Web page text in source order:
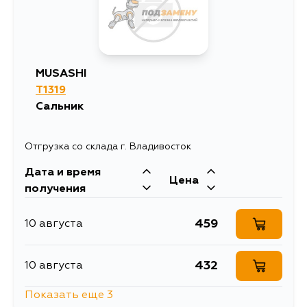
MUSASHI
T1319
Сальник
Отгрузка со склада г. Владивосток
Дата и время
получения
Цена
10 августа 459
10 августа 432
Показать еще 3